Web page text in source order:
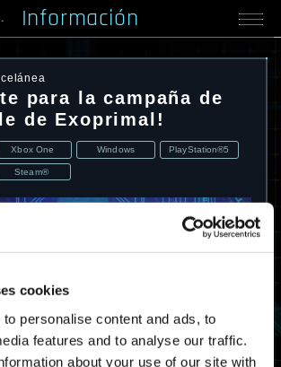
cookies
personalise content and ads, to
features and to analyse our traffic.
about your use of our site with
Información
para la campaña de
de Exoprimal!
Xbox One Windows PlayStation®5
Steam®